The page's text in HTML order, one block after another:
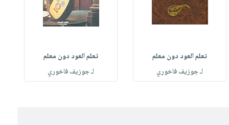
تعلم العود دون معلم
لـ جوزيف فاخوري
تعلم العود دون معلم
لـ جوزيف فاخوري